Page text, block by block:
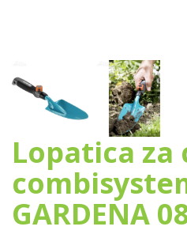
Lopatica za
GARDENA